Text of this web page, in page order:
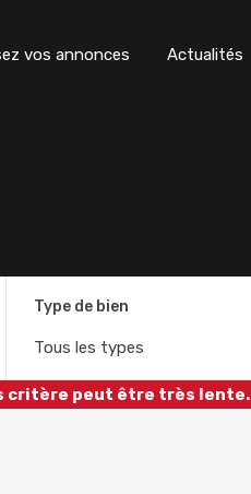
vos annonces Actualités
Type de bien
Tous les types
critère peut être très lente.